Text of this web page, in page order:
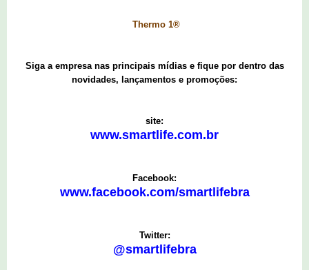
Thermo 1®
Siga a empresa nas principais mídias e fique por dentro das
novidades, lançamentos e promoções:
site:
www.smartlife.com.br
Facebook:
www.facebook.com/smartlifebra
Twitter:
@smartlifebra